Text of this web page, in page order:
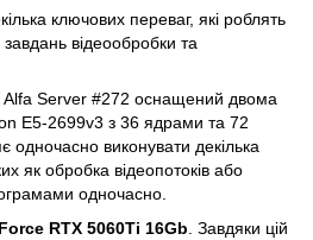
ключових переваг, які роблять
відеообробки та
Alfa Server #272 оснащений двома
E5-2699v3 з 36 ядрами та 72
одночасно виконувати декілька
як обробка відеопотоків або
одночасно.
RTX 5060Ti 16Gb . Завдяки цій